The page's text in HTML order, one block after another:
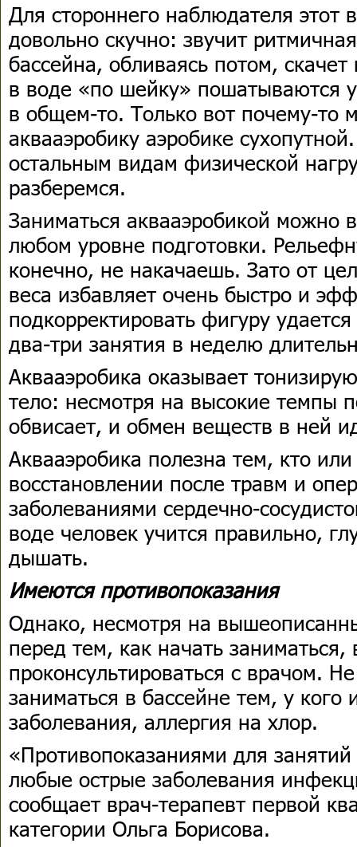
Для стороннего наблюдателя этот
довольно скучно: звучит
бассейна, обливаясь потом,
в воде «по шейку» пошатываются
в общем-то. Только вот почему-то
аквааэробику аэробике
остальным видам физической
разберемся.
Заниматься аквааэробикой можно
любом уровне подготовки.
конечно, не накачаешь. Зато от
веса избавляет очень быстро и
подкорректировать фигуру
два-три занятия в неделю
Аквааэробика оказывает
тело: несмотря на высокие темпы
обвисает, и обмен веществ в ней
Аквааэробика полезна тем, кто
восстановлении после травм и
заболеваниями сердечно-
воде человек учится правильно,
дышать.
Имеются противопоказания
Однако, несмотря на
перед тем, как начать
проконсультироваться с врачом.
заниматься в бассейне тем, у
заболевания, аллергия на хлор.
«Противопоказаниями для
любые острые заболевания
сообщает врач-терапевт первой
категории Ольга Борисова.